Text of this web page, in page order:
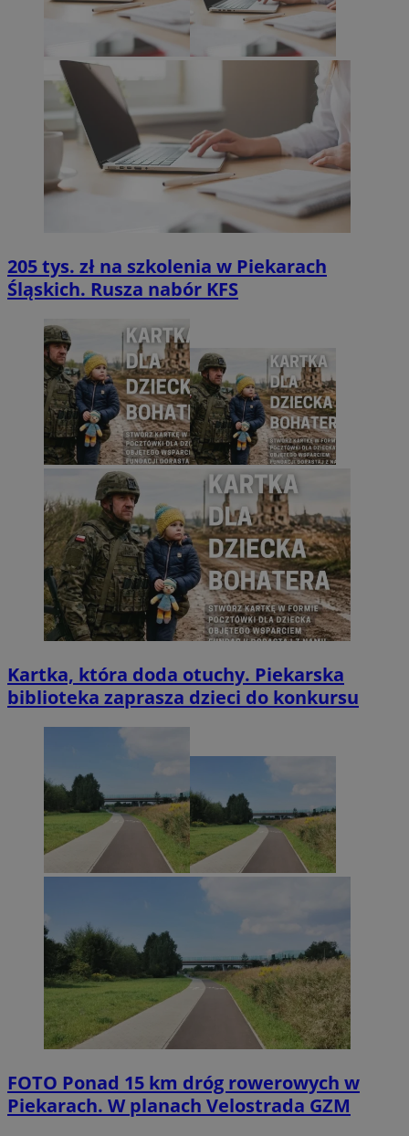
205 tys. zł na szkolenia w Piekarach
Śląskich. Rusza nabór KFS
Kartka, która doda otuchy. Piekarska
biblioteka zaprasza dzieci do konkursu
FOTO Ponad 15 km dróg rowerowych w
Piekarach. W planach Velostrada GZM